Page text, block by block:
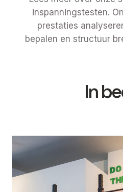
inspanningstesten.
prestaties
bepalen en structuur
In